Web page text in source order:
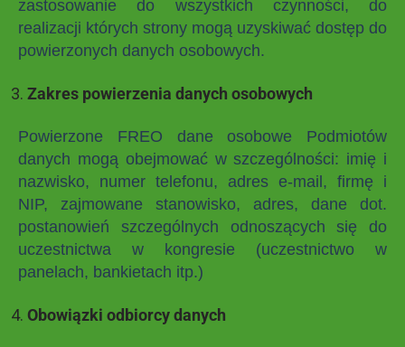
zastosowanie do wszystkich czynności, do
realizacji których strony mogą uzyskiwać dostęp do
powierzonych danych osobowych.
Zakres powierzenia danych osobowych
Powierzone FREO dane osobowe Podmiotów
danych mogą obejmować w szczególności: imię i
nazwisko, numer telefonu, adres e-mail, firmę i
NIP, zajmowane stanowisko, adres, dane dot.
postanowień szczególnych odnoszących się do
uczestnictwa w kongresie (uczestnictwo w
panelach, bankietach itp.)
Obowiązki odbiorcy danych